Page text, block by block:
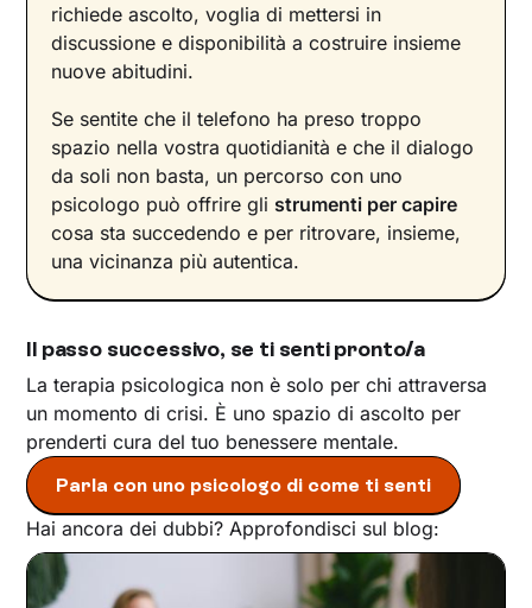
richiede ascolto, voglia di mettersi in
discussione e disponibilità a costruire insieme
nuove abitudini.
Se sentite che il telefono ha preso troppo
spazio nella vostra quotidianità e che il dialogo
da soli non basta, un percorso con uno
psicologo può offrire gli strumenti per capire
cosa sta succedendo e per ritrovare, insieme,
una vicinanza più autentica.
Il passo successivo, se ti senti pronto/a
La terapia psicologica non è solo per chi attraversa
un momento di crisi. È uno spazio di ascolto per
prenderti cura del tuo benessere mentale.
Parla con uno psicologo di come ti senti
Hai ancora dei dubbi? Approfondisci sul blog: